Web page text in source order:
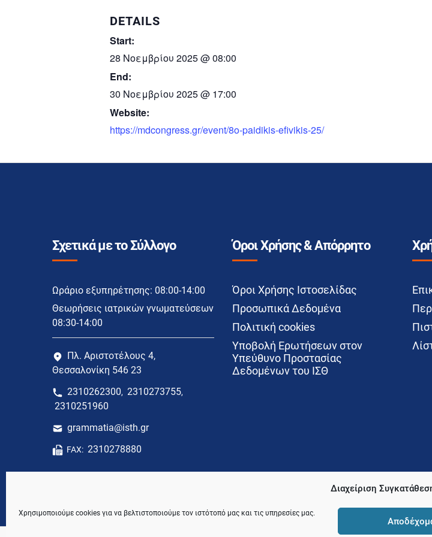
Διαχείριση
Χρησιμοποιούμε cookies για να βελτιστοποιούμε τον ιστότοπό μας και τις υπηρεσίες μας.
DETAILS
Start:
28 Νοεμβρίου 2025 @ 08:00
End:
30 Νοεμβρίου 2025 @ 17:00
Website:
https://mdcongress.gr/event/8o-paidikis-efivikis-25/
Σχετικά με το Σύλλογο
Ωράριο εξυπηρέτησης: 08:00-14:00
Θεωρήσεις ιατρικών γνωματεύσεων
08:30-14:00
Πλ. Αριστοτέλους 4,
Θεσσαλονίκη 546 23
2310262300, 2310273755,
2310251960
grammatia@isth.gr
FAX: 2310278880
Όροι Χρήσης & Απόρρητο
Όροι Χρήσης Ιστοσελίδας
Προσωπικά Δεδομένα
Πολιτική cookies
Υποβολή Ερωτήσεων στον
Υπεύθυνο Προστασίας
Δεδομένων του ΙΣΘ